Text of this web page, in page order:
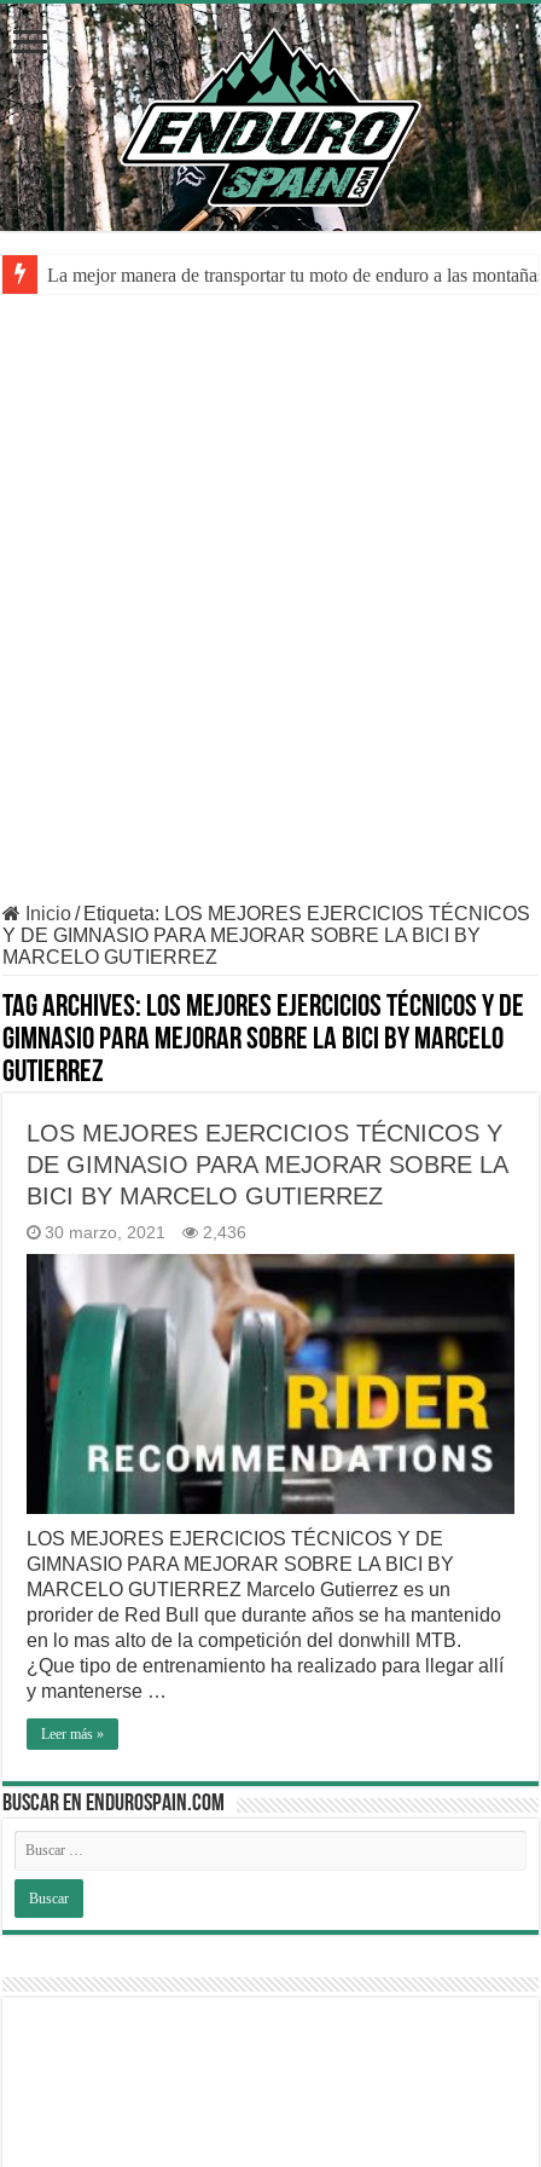
La mejor manera de transportar tu moto de enduro a las
Inicio/ Etiqueta: LOS MEJORES EJERCICIOS TÉCNICOS
Y DE GIMNASIO PARA MEJORAR SOBRE LA BICI BY
MARCELO GUTIERREZ
Tag Archives: LOS MEJORES EJERCICIOS TÉCNICOS Y DE
GIMNASIO PARA MEJORAR SOBRE LA BICI BY MARCELO
GUTIERREZ
LOS MEJORES EJERCICIOS TÉCNICOS Y
DE GIMNASIO PARA MEJORAR SOBRE LA
BICI BY MARCELO GUTIERREZ
30 marzo, 2021 2,436
LOS MEJORES EJERCICIOS TÉCNICOS Y DE
GIMNASIO PARA MEJORAR SOBRE LA BICI BY
MARCELO GUTIERREZ Marcelo Gutierrez es un
prorider de Red Bull que durante años se ha mantenido
en lo mas alto de la competición del donwhill MTB.
¿Que tipo de entrenamiento ha realizado para llegar allí
y mantenerse …
Leer más »
BUSCAR EN ENDUROSPAIN.COM